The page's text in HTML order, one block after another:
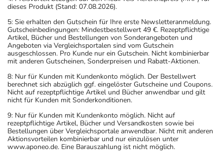
Arzneimittel, die Sie selbst kaufen, nur gelegentlich
anwenden oder deren Anwendung schon einige Zeit
zurückliegt.
Bitte verwenden Sie dieses Arzneimittel nicht mehr nach
dem auf der Packung oder der Umverpackung
sich auf den letzten Tag des angegebenen Monats.
dieses Produkt (Stand: 07.08.2026).
5: Sie erhalten den Gutschein für Ihre erste Newsletteranmeldung.
Gutscheinbedingungen: Mindestbestellwert 49 €. Rezeptpflichtige
Artikel, Bücher und Bestellungen von Sonderangeboten und
Angeboten via Vergleichsportalen sind vom Gutschein
ausgeschlossen. Pro Kunde nur ein Gutschein. Nicht kombinierbar
mit anderen Gutscheinen, Sonderpreisen und Rabatt-Aktionen.
8: Nur für Kunden mit Kundenkonto möglich. Der Bestellwert
berechnet sich abzüglich ggf. eingelöster Gutscheine und Coupons.
Nicht auf rezeptpflichtige Artikel und Bücher anwendbar und gilt
nicht für Kunden mit Sonderkonditionen.
9: Nur für Kunden mit Kundenkonto möglich. Nicht auf
rezeptpflichtige Artikel, Bücher und Versandkosten sowie bei
Bestellungen über Vergleichsportale anwendbar. Nicht mit anderen
Aktionsvorteilen kombinierbar und nur einzulösen unter
www.aponeo.de. Eine Barauszahlung ist nicht möglich.